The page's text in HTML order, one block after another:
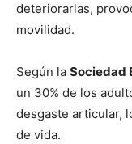
deteriorarlas,
movilidad.
Según la Sociedad
un 30% de los
desgaste articular,
de vida.